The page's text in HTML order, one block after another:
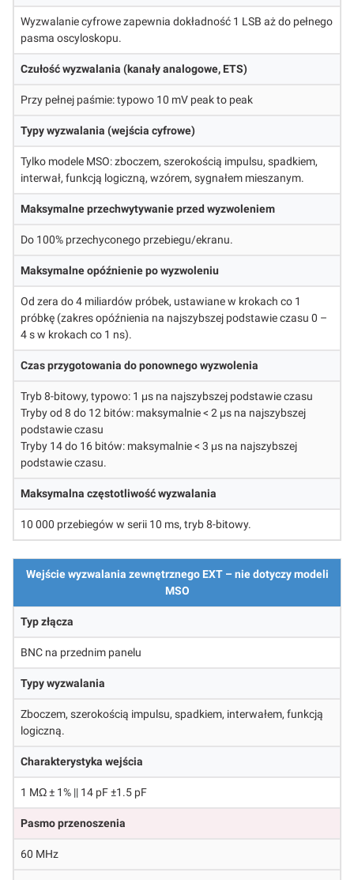
Wyzwalanie cyfrowe zapewnia dokładność 1 LSB aż do pełnego
pasma oscyloskopu.
Czułość wyzwalania (kanały analogowe, ETS)
Przy pełnej paśmie: typowo 10 mV peak to peak
Typy wyzwalania (wejścia cyfrowe)
Tylko modele MSO: zboczem, szerokością impulsu, spadkiem,
interwał, funkcją logiczną, wzórem, sygnałem mieszanym.
Maksymalne przechwytywanie przed wyzwoleniem
Do 100% przechyconego przebiegu/ekranu.
Maksymalne opóźnienie po wyzwoleniu
Od zera do 4 miliardów próbek, ustawiane w krokach co 1
próbkę (zakres opóźnienia na najszybszej podstawie czasu 0 –
4 s w krokach co 1 ns).
Czas przygotowania do ponownego wyzwolenia
Tryb 8-bitowy, typowo: 1 μs na najszybszej podstawie czasu
Tryby od 8 do 12 bitów: maksymalnie < 2 μs na najszybszej
podstawie czasu
Tryby 14 do 16 bitów: maksymalnie < 3 μs na najszybszej
podstawie czasu.
Maksymalna częstotliwość wyzwalania
10 000 przebiegów w serii 10 ms, tryb 8-bitowy.
Wejście wyzwalania zewnętrznego EXT – nie dotyczy modeli
MSO
Typ złącza
BNC na przednim panelu
Typy wyzwalania
Zboczem, szerokością impulsu, spadkiem, interwałem, funkcją
logiczną.
Charakterystyka wejścia
1 MΩ ± 1% || 14 pF ±1.5 pF
Pasmo przenoszenia
60 MHz